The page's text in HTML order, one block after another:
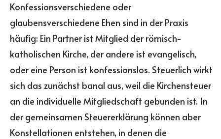
Konfessionsverschiedene oder
glaubensverschiedene Ehen sind in der Praxis
häufig: Ein Partner ist Mitglied der römisch-
katholischen Kirche, der andere ist evangelisch,
oder eine Person ist konfessionslos. Steuerlich wirkt
sich das zunächst banal aus, weil die Kirchensteuer
an die individuelle Mitgliedschaft gebunden ist. In
der gemeinsamen Steuererklärung können aber
Konstellationen entstehen, in denen die